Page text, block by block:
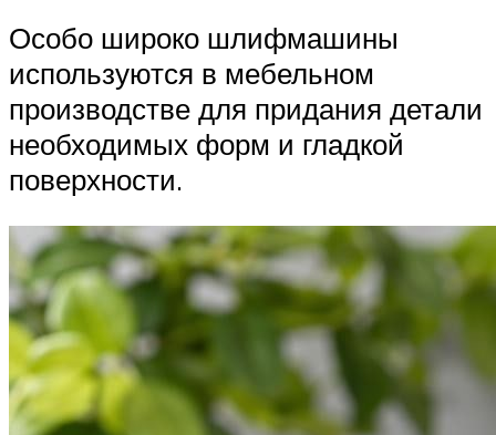
Особо широко шлифмашины
используются в мебельном
производстве для придания детали
необходимых форм и гладкой
поверхности.